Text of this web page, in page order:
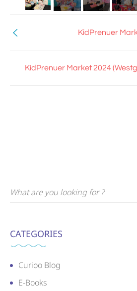
KidPrenuer Market 2024
KidPrenuer
CATEGORIES
Curioo Blog
E-Books